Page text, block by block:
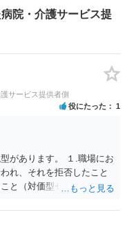
りがいで
院・介護サービス提
サービス提供者側
役にたった 1
があります。 １.職場にお
れ、それを拒否したこと
と（対価型セクシュアル
な悪影響が生じること